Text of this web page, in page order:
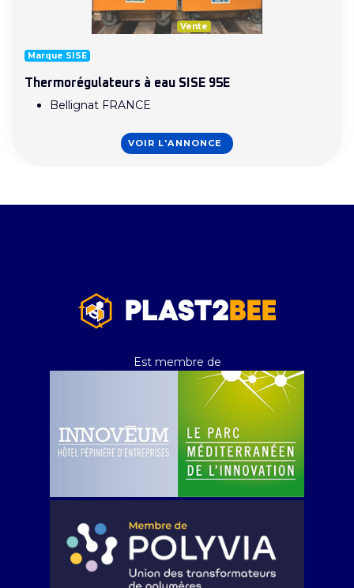
Vente
Marque SISE
Thermorégulateurs à eau SISE 95E
Bellignat FRANCE
VOIR L'ANNONCE
Est membre de